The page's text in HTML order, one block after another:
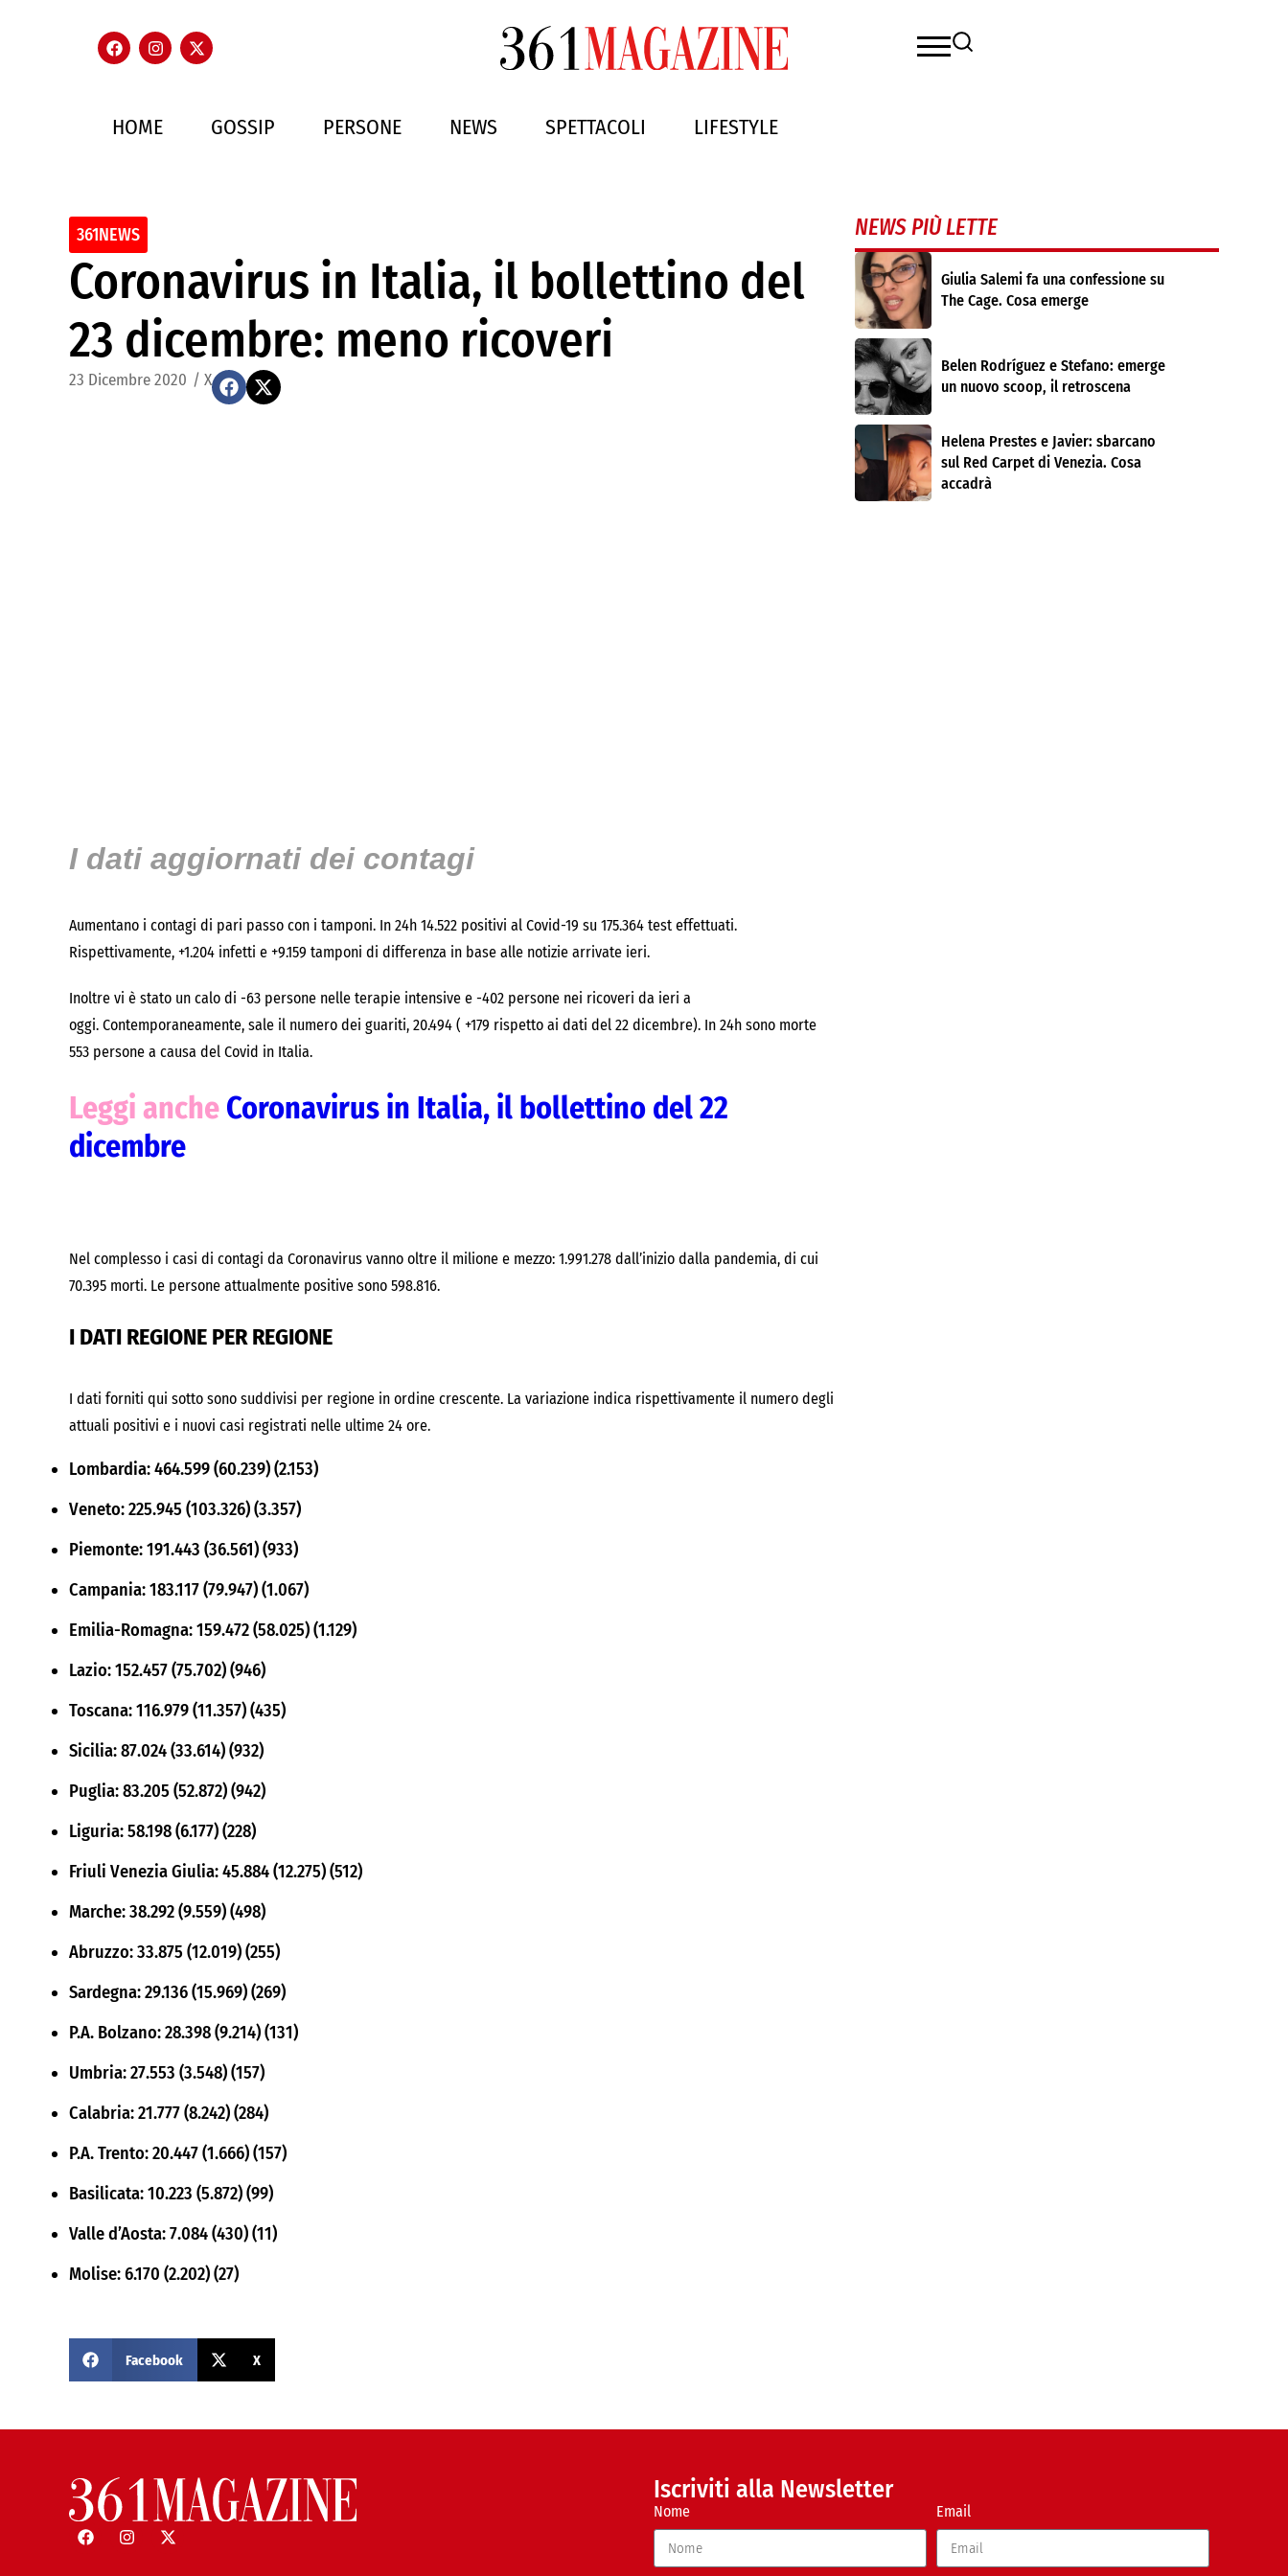
HOME GOSSIP PERSONE NEWS SPETTACOLI LIFESTYLE
361NEWS
Coronavirus in Italia, il bollettino del
23 dicembre: meno ricoveri
23 Dicembre 2020 / X
I dati aggiornati dei contagi
Aumentano i contagi di pari passo con i tamponi. In 24h 14.522 positivi al Covid-19 su 175.364 test effettuati.
Rispettivamente, +1.204 infetti e +9.159 tamponi di differenza in base alle notizie arrivate ieri.
Inoltre vi è stato un calo di -63 persone nelle terapie intensive e -402 persone nei ricoveri da ieri a
oggi. Contemporaneamente, sale il numero dei guariti, 20.494 ( +179 rispetto ai dati del 22 dicembre). In 24h sono morte
553 persone a causa del Covid in Italia.
Leggi anche Coronavirus in Italia, il bollettino del 22
dicembre
Nel complesso i casi di contagi da Coronavirus vanno oltre il milione e mezzo: 1.991.278 dall’inizio dalla pandemia, di cui
70.395 morti. Le persone attualmente positive sono 598.816.
I DATI REGIONE PER REGIONE
I dati forniti qui sotto sono suddivisi per regione in ordine crescente. La variazione indica rispettivamente il numero degli
attuali positivi e i nuovi casi registrati nelle ultime 24 ore.
Lombardia: 464.599 (60.239) (2.153)
Veneto: 225.945 (103.326) (3.357)
Piemonte: 191.443 (36.561) (933)
Campania: 183.117 (79.947) (1.067)
Emilia-Romagna: 159.472 (58.025) (1.129)
Lazio: 152.457 (75.702) (946)
Toscana: 116.979 (11.357) (435)
Sicilia: 87.024 (33.614) (932)
Puglia: 83.205 (52.872) (942)
Liguria: 58.198 (6.177) (228)
Friuli Venezia Giulia: 45.884 (12.275) (512)
Marche: 38.292 (9.559) (498)
Abruzzo: 33.875 (12.019) (255)
Sardegna: 29.136 (15.969) (269)
P.A. Bolzano: 28.398 (9.214) (131)
Umbria: 27.553 (3.548) (157)
Calabria: 21.777 (8.242) (284)
P.A. Trento: 20.447 (1.666) (157)
Basilicata: 10.223 (5.872) (99)
Valle d’Aosta: 7.084 (430) (11)
Molise: 6.170 (2.202) (27)
Facebook X
NEWS PIÙ LETTE
Giulia Salemi fa una confessione su
The Cage. Cosa emerge
Belen Rodríguez e Stefano: emerge
un nuovo scoop, il retroscena
Helena Prestes e Javier: sbarcano
sul Red Carpet di Venezia. Cosa
accadrà
Iscriviti alla Newsletter
Nome Email